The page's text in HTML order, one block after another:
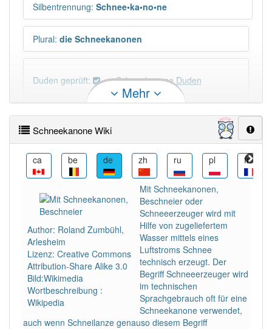
Silbentrennung: Schnee•ka•no•ne
Plural: die Schneekanonen
Duden geprüft: Schneekanone Duden
PowerIndex:3
Häufigkeit: 4 von 10
Wörter mit Endung -schneekanone: 1
Wörter mit Endung -schneekanoneaber mit einem
anderen Artikeldie: 0
99% unserer Spielapp-Nutzer haben den Artikel
korrekt erraten.
Mehr
Schneekanone Wiki
ca be de zh ru pl fr
Author: Roland Zumbühl,
Arlesheim
Lizenz: Creative Commons
Attribution-Share Alike 3.0
Bild:Wikimedia
Wortbeschreibung :
Wikipedia
Mit Schneekanonen,
Beschneier oder
Schneeerzeuger wird mit
Hilfe von zugeliefertem
Wasser mittels eines
Luftstroms Schnee
technisch erzeugt. Der
Begriff Schneeerzeuger wird
im technischen
Sprachgebrauch oft für eine
Schneekanone verwendet,
auch wenn Schneilanze genauso diesem Begriff